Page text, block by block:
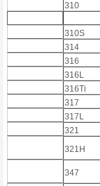
310
310S
314
316
316L
316Ti
317
317L
321
321H
347